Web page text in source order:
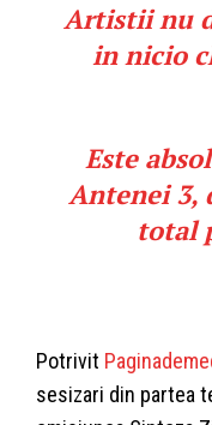
Artistii nu
in nicio
Este
Antenei 3,
total
Potrivit
sesizari din partea